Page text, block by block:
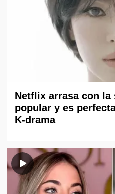
Netflix arrasa con la
popular y es
K-drama